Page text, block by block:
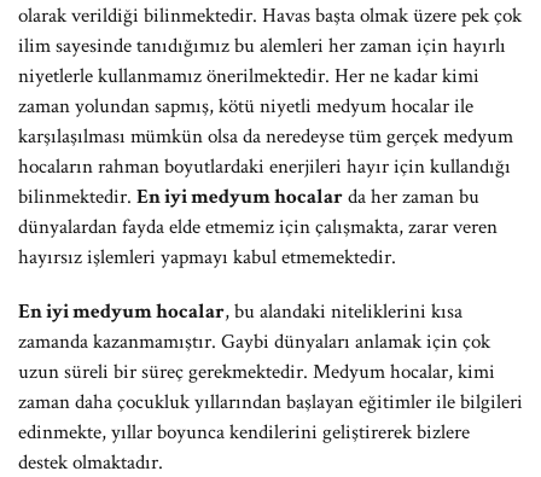
olarak verildiği bilinmektedir. Havas başta olmak üzere pek çok
ilim sayesinde tanıdığımız bu alemleri her zaman için hayırlı
niyetlerle kullanmamız önerilmektedir. Her ne kadar kimi
zaman yolundan sapmış, kötü niyetli medyum hocalar ile
karşılaşılması mümkün olsa da neredeyse tüm gerçek medyum
hocaların rahman boyutlardaki enerjileri hayır için kullandığı
bilinmektedir. En iyi medyum hocalarda her zaman bu
dünyalardan fayda elde etmemiz için çalışmakta, zarar veren
hayırsız işlemleri yapmayı kabul etmemektedir.
En iyi medyum hocalar, bu alandaki niteliklerini kısa
zamanda kazanmamıştır. Gaybi dünyaları anlamak için çok
uzun süreli bir süreç gerekmektedir. Medyum hocalar, kimi
zaman daha çocukluk yıllarından başlayan eğitimler ile bilgileri
edinmekte, yıllar boyunca kendilerini geliştirerek bizlere
destek olmaktadır.